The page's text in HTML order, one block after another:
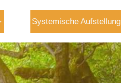
Systemische Aufstellung